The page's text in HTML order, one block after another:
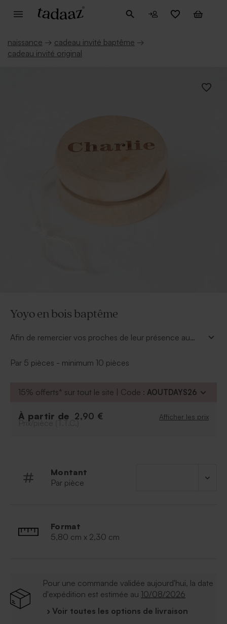
naissance → cadeau invité baptême →
cadeau invité original
Yoyo en bois baptême
Afin de remercier vos proches de leur présence au
Personnalisez ce yoyo en bois baptême avec le
conquis par votre cadeau invité baptême. Le texte est
Par 5 pièces - minimum 10 pièces
15% offerts* sur tout le site | Code : AOUTDAYS26
À partir de 2,90 € Afficher les prix
Prix/pièce (T.T.C.)
Montant
Par pièce
Format
5,80 cm x 2,30 cm
Pour une commande validée aujourd'hui, la date
d'expédition est estimée au 10/08/2026
› Voir toutes les options de livraison